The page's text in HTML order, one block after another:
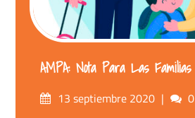
AMPA: Nota Para Las Familias
13 septiembre 2020
0